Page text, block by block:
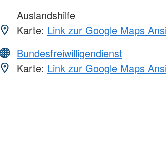
Auslandshilfe
Karte: Link zur Google Maps
Bundesfreiwilligendienst
Karte: Link zur Google Maps